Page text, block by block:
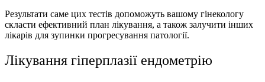
Результати саме цих тестів допоможуть вашому гiнекологу
скласти ефективний план лікування, а також залучити інших
лікарів для зупинки прогресування патології.
Лікування гіперплазії ендометрію